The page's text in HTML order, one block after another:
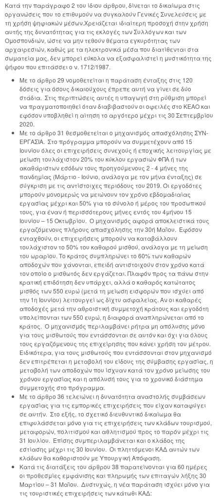
Κατά την παράγραφο 2 του ίδιου άρθρου, δίνεται το δικαίωμα στις
οργανώσεις που το επιθυμούν να συγκαλούν Γενικές Συνελεύσεις με
τη χρήση ψηφιακών μέσων.Χρειάζεται ιδιαίτερη προσοχή στην χρήση
αυτής της δυνατότητας για τις εκλογές των Συλλόγων και των
Ομοσπονδιών, ώστε να μην τεθούν θέματα εγκυρότητας των
αρχαιρεσιών, καθώς με τα ηλεκτρονικά μέσα που διατίθενται στα
σωματεία μας, δεν μπορεί εύκολα να εξασφαλιστεί η μυστικότητα της
ψήφου που επιτάσσει ο ν. 1712/1987.
Με το άρθρο 29 νομοθετείται η παράταση ένταξης στις 120
δόσεις για όσους δικαιούχους έπρεπε αυτή να γίνει σε δύο
στάδια. Στις περιπτώσεις αυτές η υπαγωγή στη ρύθμιση μπορεί
να πραγματοποιηθεί όταν διαβιβαστούν οι οφειλές στο ΚΕΑΟ και
εφόσον υποβληθεί η αίτηση το αργότερο μέχρι τις 30 Σεπτεμβρίου
2020.
Με το άρθρο 31 θεσμοθετείται ο μηχανισμός απασχόλησης ΣΥΝ-
ΕΡΓΑΣΙΑ. Στο πρόγραμμα μπορούν να συμμετέχουν από 15
Ιουνίου όλες οι επιχειρήσεις συνεχούς ή εποχικής λειτουργίας με
μείωση τουλάχιστον 20% του κύκλου εργασιών ΦΠΑ ή των
ακαθάριστων εσόδων τους προηγούμενους 2 - 4 μήνες της
πανδημίας (Μάρτιο - Ιούνιο, ανάλογα με τον μήνα ένταξης) σε
σύγκριση με τις αντίστοιχες περιόδους του 2019. Οι εργοδότες
μπορούν μονομερώς να μειώνουν τον χρόνο εβδομαδιαίας
εργασίας μέχρι και 50% για το σύνολο ή μέρος του προσωπικού
τους, για έναν ή περισσότερους μήνες εντός του 4μήνου 15
Ιουνίου – 15 Οκτωβρίου. Ο μηχανισμός αφορά αποκλειστικά τους
εργαζόμενους πλήρους απασχόλησης την 30ή Μαΐου. Εφόσον
ενταχθούν, οι επιχειρήσεις μπορούν να καταβάλλουν
τουλάχιστον το 50% του καθαρού μισθού, ανάλογα με τη μείωση
του ωραρίου. Το κράτος συμπληρώνει το 60% των καθαρών
αποδοχών που χάνονται, επειδή αντιστοιχούν στον χρόνο κατά
τον οποίο ο μισθωτός δεν εργάζεται. Πλαφόν προς τα πάνω στην
κρατική επιδότηση δεν υπάρχει, αλλά ο καθαρός κατώτατος
μισθός των 550 ευρώ (μετά τη μείωση εισφορών που ισχύει από
την 1η Ιουνίου) λειτουργεί ως δίχτυ ασφαλείας. Αν οι καθαρές
αποδοχές μετά την αθροιστική συμμετοχή κράτους και εργοδότη
υπολείπονται των 550 ευρώ, η διαφορά αναπληρώνεται από το
κράτος. Ο μηχανισμός περιλαμβάνει ρήτρα μη απόλυσης μόνο
για τους μισθωτούς που εντάσσονται σε αυτόν και όχι για όλους
τους εργαζόμενους της επιχείρησης που κάνει χρήση του μέτρου.
Ειδικότερα, για τους μισθωτούς που εντάσσονται στον μηχανισμό
δεν επιτρέπεται η μεταβολή του είδους της σύμβασης εργασίας, η
μεταβολή των αποδοχών που ίσχυαν κατά τον χρόνο μείωσης του
χρόνου εργασίας και η απόλυσή τους για το χρονικό διάστημα
συμμετοχής στο πρόγραμμα.
Με το άρθρο 36 τελειώνει η δυνατότητα αναστολής συμβάσεων
εργασίας για τις εμπορικές επιχειρήσεις που είχαν καταφύγει
σε αυτήν. Στο εξής, το σχετικό διευθυντικό δικαίωμα θα
επιφυλάσσεται μόνο για τις επιχειρήσεις των κλάδων τουρισμού,
μεταφορών, πολιτισμού και αθλητισμού προς το παρόν μέχρι τις
31 Ιουλίου. Επίσης συμπεριλαμβάνεται και ο κλάδος της
εστίασης μέχρι τις 30 Ιουνίου. Οι πληττόμενοι ΚΑΔ αυτών των
κλάδων θα καθοριστούν με Υπουργική Απόφαση.
Κατά τις διατάξεις του άρθρου 38 παρατείνονται για 60 ημέρες
οι προθεσμίες εμφάνισης και πληρωμής των επιταγών λήξης 30
Μαρτίου – 31 Μαΐου. Δυστυχώς, η νέα παράταση ισχύει μόνο για
τις τουριστικές επιχειρήσεις των κάτωθι ΚΑΔ: